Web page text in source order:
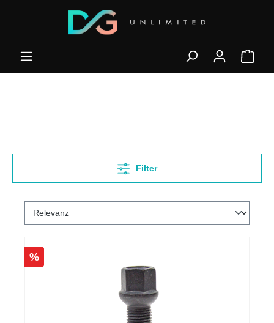
Filter
%